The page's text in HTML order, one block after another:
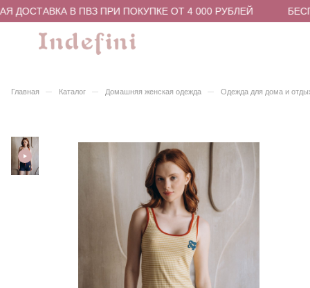
ДОСТАВКА В ПВЗ ПРИ ПОКУПКЕ ОТ 4 000 РУБЛЕЙ
Главная – Каталог – Домашняя женская одежда – Одежда для дома и